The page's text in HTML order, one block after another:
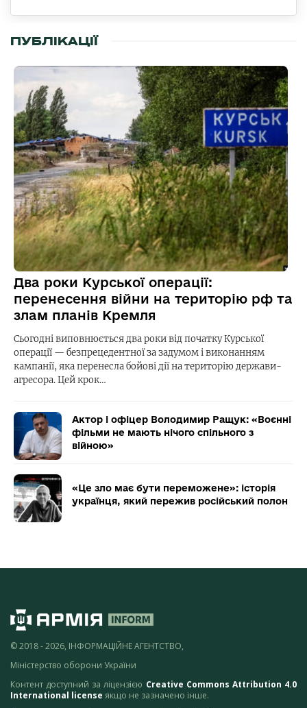
ПУБЛІКАЦІЇ
Два роки Курської операції:
перенесення війни на територію рф та
злам планів Кремля
Сьогодні виповнюється два роки від початку Курської
операції — безпрецедентної за задумом і виконанням
кампанії, яка перенесла бойові дії на територію держави-
агресора. Цей крок…
Актор і офіцер Володимир Ращук: «Воєнні
фільми не мають нічого спільного з
війною»
«Це зло має бути переможене»: історія
українця, який пережив російський полон
© 2018 - 2026, ІНФОРМАЦІЙНЕ АГЕНТСТВО,
Міністерство оборони України
Контент доступний за ліцензією Creative Commons Attribution 4.0
International license якщо не зазначено інше.